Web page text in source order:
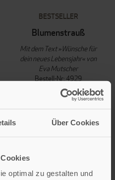
Über Cookies
optimal zu gestalten und
BESTSELLER
Blumenstrauß
Mit dem Text »Wünsche für
dein neues Lebensjahr« von
Eva Mutscher
Bestell-Nr: 4929
Ab
2,60 €
IN DEN WARENKORB